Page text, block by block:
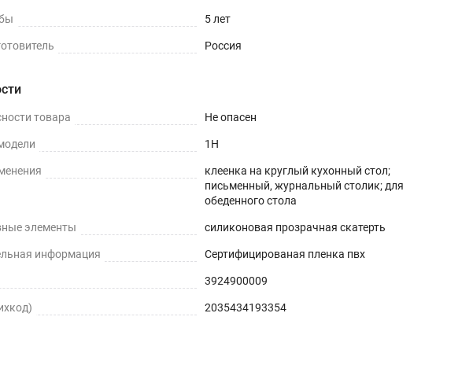
металл и текстиль.
5 лет
Россия
товара Не опасен
1H
клеенка на круглый кухонный стол;
письменный, журнальный столик; для
обеденного стола
элементы силиконовая прозрачная скатерть
информация Сертифицированая пленка пвх
3924900009
2035434193354